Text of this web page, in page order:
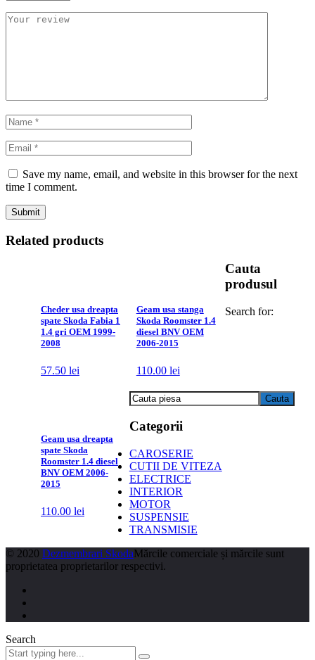
Save my name, email, and website in this browser for the next
time I comment.
Related products
Cheder usa dreapta
spate Skoda Fabia 1
1.4 gri OEM 1999-
2008
57.50 lei
Geam usa stanga
Skoda Roomster 1.4
diesel BNV OEM
2006-2015
110.00 lei
Geam usa dreapta
spate Skoda
Roomster 1.4 diesel
BNV OEM 2006-
2015
110.00 lei
Cauta
produsul
Search for:
Categorii
CAROSERIE
CUTII DE VITEZA
ELECTRICE
INTERIOR
MOTOR
SUSPENSIE
TRANSMISIE
© 2020 Dezmembrari SkodaMărcile comerciale și mărcile sunt
proprietatea proprietarilor respectivi.
Search